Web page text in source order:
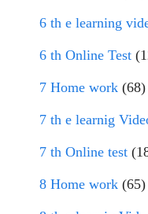
6 th e learning
6 th Online Test
7 Home work (68)
7 th e learnig
7 th Online test
8 Home work (65)